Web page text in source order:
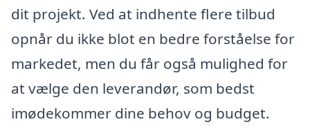
dit projekt. Ved at indhente flere tilbud
opnår du ikke blot en bedre forståelse for
markedet, men du får også mulighed for
at vælge den leverandør, som bedst
imødekommer dine behov og budget.